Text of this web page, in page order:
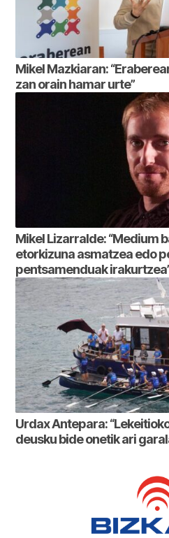
Mikel Mazkiaran:
zan orain hamar urte”
Mikel Lizarralde: “Medium
etorkizuna asmatzea edo
pentsamenduak
Urdax Antepara:
deusku bide onetik ari